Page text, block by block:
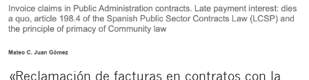
«Reclamación de facturas en contratos con la